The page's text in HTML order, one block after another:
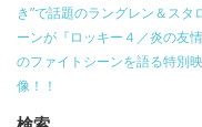
き”で話題のラングレン＆スタ
ーンが『ロッキー４／炎の友情
のファイトシーンを語る特別映
像！！